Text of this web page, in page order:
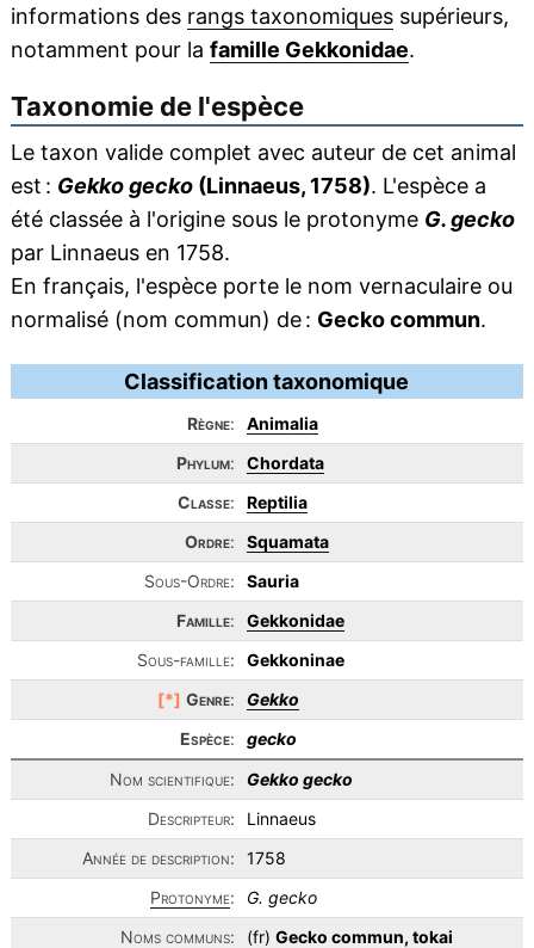
informations des rangs taxonomiquessupérieurs,
notamment pour la famille Gekkonidae.
Taxonomie de l'espèce
Le taxon valide complet avec auteur de cet animal
est : Gekko gecko(Linnaeus, 1758). L'espèce a
été classée à l'origine sous le protonyme G. gecko
par Linnaeus en 1758.
En français, l'espèce porte le nom vernaculaire ou
normalisé (nom commun) de : Gecko commun.
Classification taxonomique
Règne:
Animalia
Phylum:
Chordata
Classe:
Reptilia
Ordre:
Squamata
Sous-Ordre:
Sauria
Famille:
Gekkonidae
Sous-famille:
Gekkoninae
[*] Genre:
Gekko
Espèce:
gecko
Nom scientifique:
Gekko gecko
Descripteur:
Linnaeus
Année de description:
1758
Protonyme:
G. gecko
Noms communs:
(fr) Gecko commun, tokai